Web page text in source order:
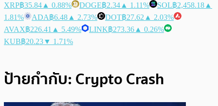
XRP฿35.84 ▲ 0.88% DOGE฿2.34 ▲ 1.11% SOL฿2,458.18 ▲
1.81%
ADA฿6.48 ▲ 2.73% DOT฿27.62 ▲ 2.03%
AVAX฿226.41 ▲ 5.49% LINK฿273.36 ▲ 0.26%
KUB฿20.23▼ 1.71%
ป้ายกำกับ: Crypto Crash